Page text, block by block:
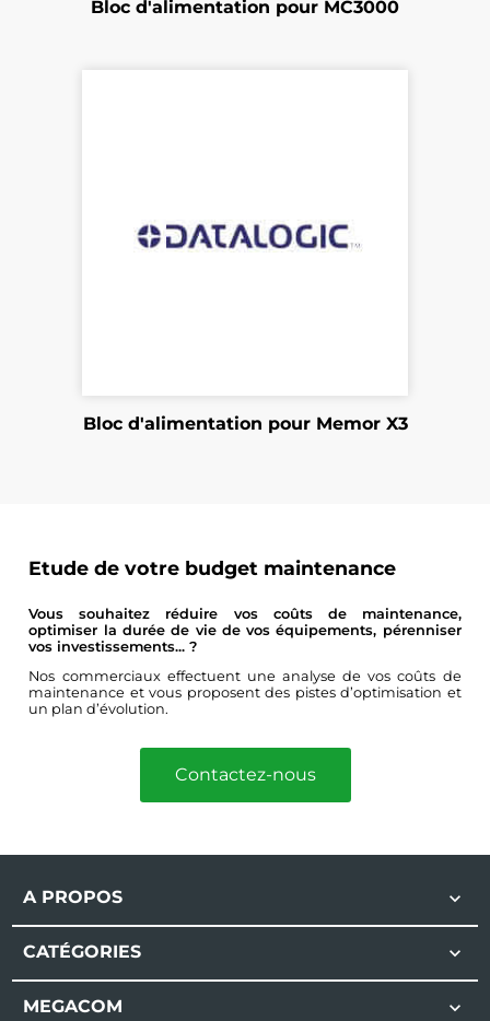
Bloc d'alimentation pour MC3000
Bloc d'alimentation pour Memor X3
Etude de votre budget maintenance
Vous souhaitez réduire vos coûts de maintenance,
optimiser la durée de vie de vos équipements, pérenniser
vos investissements... ?
Nos commerciaux effectuent une analyse de vos coûts de
maintenance et vous proposent des pistes d’optimisation et
un plan d’évolution.
Contactez-nous
A PROPOS 
CATÉGORIES 
MEGACOM 